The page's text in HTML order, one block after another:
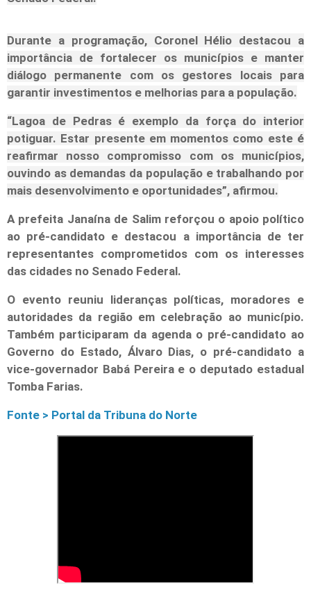
Durante a programação, Coronel Hélio destacou a
importância de fortalecer os municípios e manter
diálogo permanente com os gestores locais para
garantir investimentos e melhorias para a população.
“Lagoa de Pedras é exemplo da força do interior
potiguar. Estar presente em momentos como este é
reafirmar nosso compromisso com os municípios,
ouvindo as demandas da população e trabalhando por
mais desenvolvimento e oportunidades”, afirmou.
A prefeita Janaína de Salim reforçou o apoio político
ao pré-candidato e destacou a importância de ter
representantes comprometidos com os interesses
das cidades no Senado Federal.
O evento reuniu lideranças políticas, moradores e
autoridades da região em celebração ao município.
Também participaram da agenda o pré-candidato ao
Governo do Estado, Álvaro Dias, o pré-candidato a
vice-governador Babá Pereira e o deputado estadual
Tomba Farias.
Fonte > Portal da Tribuna do Norte